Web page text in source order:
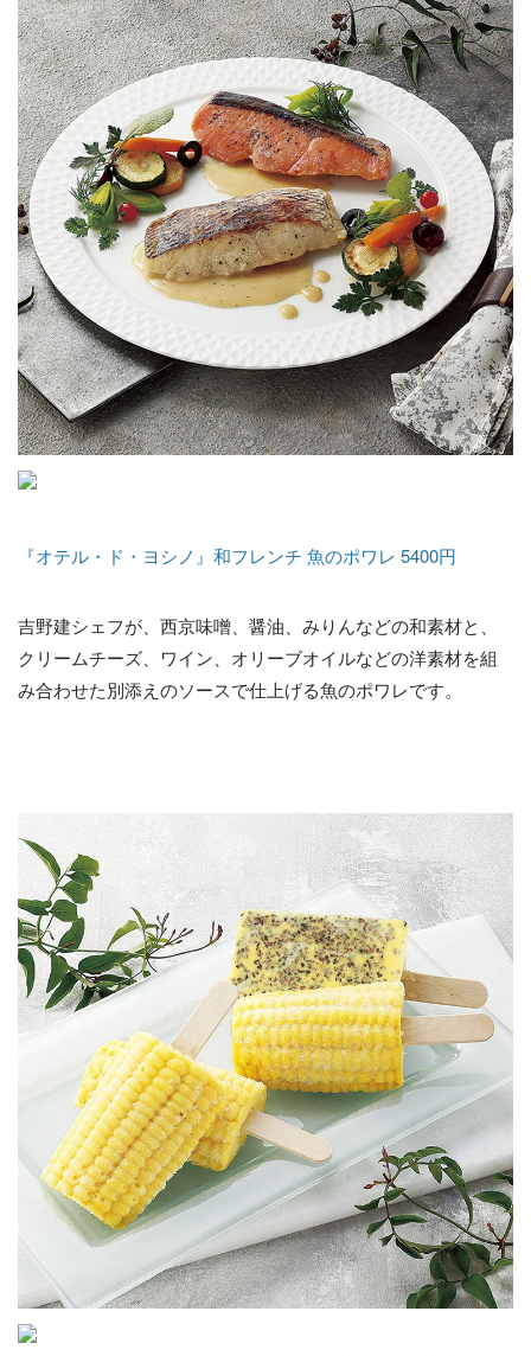
『オテル・ド・ヨシノ』和フレンチ 魚のポワレ 5400円
吉野建シェフが、西京味噌、醤油、みりんなどの和素材と、
クリームチーズ、ワイン、オリーブオイルなどの洋素材を組
み合わせた別添えのソースで仕上げる魚のポワレです。